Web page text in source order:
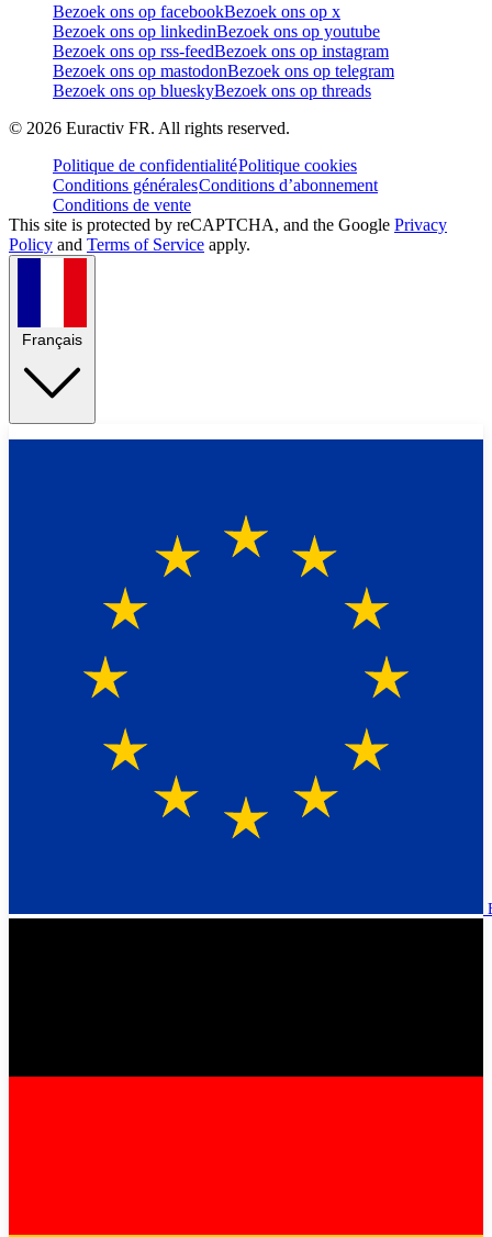
Bezoek ons op facebookBezoek ons op x
Bezoek ons op linkedinBezoek ons op youtube
Bezoek ons op rss-feedBezoek ons op instagram
Bezoek ons op mastodonBezoek ons op telegram
Bezoek ons op blueskyBezoek ons op threads
© 2026 Euractiv FR. All rights reserved.
Politique de confidentialitéPolitique cookies
Conditions généralesConditions d’abonnement
Conditions de vente
This site is protected by reCAPTCHA, and the Google Privacy
Policy and Terms of Service apply.
Français